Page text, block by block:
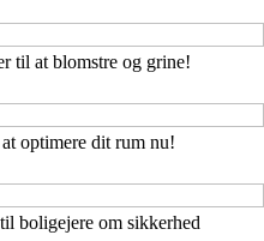
til at blomstre og grine!
optimere dit rum nu!
boligejere om sikkerhed